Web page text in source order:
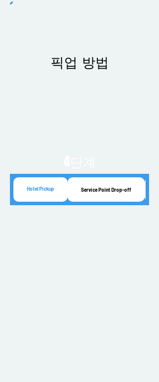
픽업 방법
Hotel Pickup Service Point Drop-off